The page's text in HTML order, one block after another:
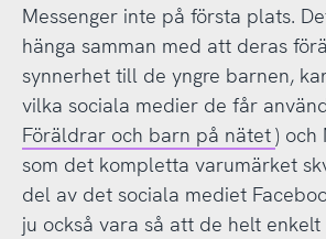
Messenger inte på första plats.
hänga samman med att deras
synnerhet till de yngre barnen,
vilka sociala medier de får
Föräldrar och barn på nätet) och
som det kompletta varumärket
del av det sociala mediet
ju också vara så att de helt